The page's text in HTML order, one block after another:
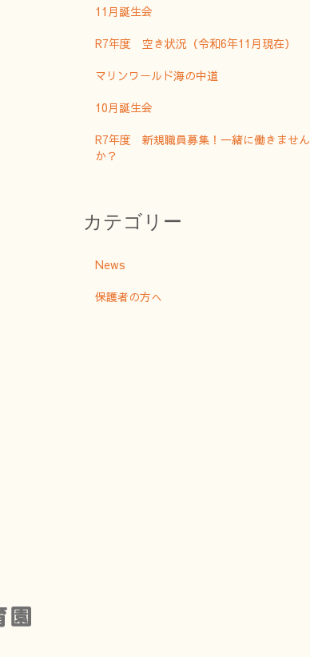
11月誕生会
R7年度 空き状況（令和6年11月現在）
マリンワールド海の中道
10月誕生会
R7年度 新規職員募集！一緒に働きません
か？
カテゴリー
News
保護者の方へ